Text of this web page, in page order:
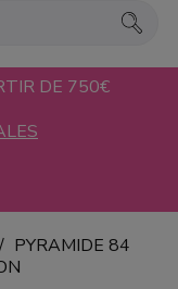
DE 750€
PYRAMIDE 84